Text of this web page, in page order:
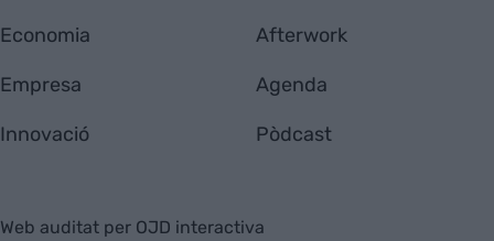
Economia
Empresa
Innovació
Afterwork
Agenda
Pòdcast
Web auditat per OJD interactiva